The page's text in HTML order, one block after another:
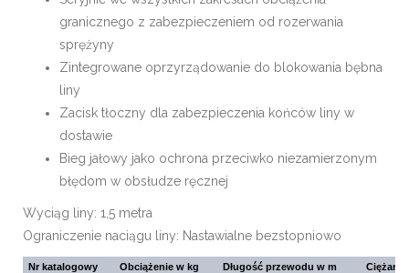
granicznego z zabezpieczeniem od rozerwania
sprężyny
Zintegrowane oprzyrządowanie do blokowania bębna
liny
Zacisk tłoczny dla zabezpieczenia końców liny w
dostawie
Bieg jałowy jako ochrona przeciwko niezamierzonym
błędom w obsłudze ręcznej
Wyciąg liny: 1,5 metra
Ograniczenie naciągu liny: Nastawialne bezstopniowo
Nr katalogowy Obciążenie w kg Długość przewodu w m
Ciężar